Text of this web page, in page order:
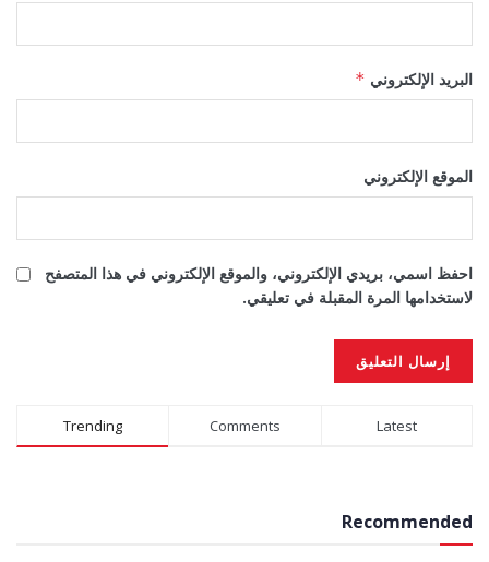
البريد الإلكتروني *
الموقع الإلكتروني
احفظ اسمي، بريدي الإلكتروني، والموقع الإلكتروني في هذا المتصفح
لاستخدامها المرة المقبلة في تعليقي.
Alternative:
Trending Comments Latest
Recommended